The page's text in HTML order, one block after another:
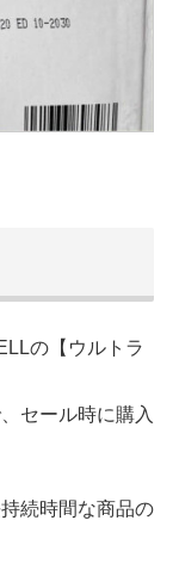
の【ウルトラ
セール時に購入
続時間な商品の